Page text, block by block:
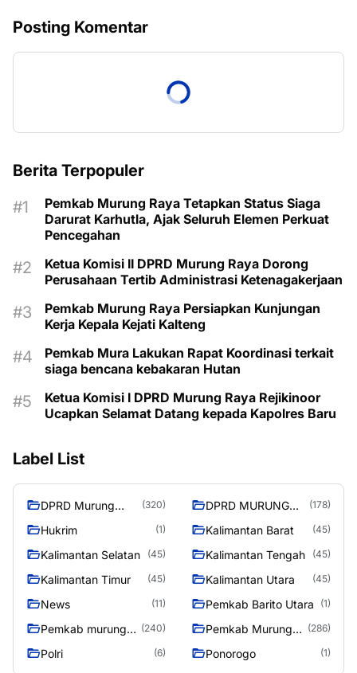
Posting Komentar
Berita Terpopuler
Pemkab Murung Raya Tetapkan Status Siaga
Darurat Karhutla, Ajak Seluruh Elemen Perkuat
Pencegahan
Ketua Komisi II DPRD Murung Raya Dorong
Perusahaan Tertib Administrasi Ketenagakerjaan
Pemkab Murung Raya Persiapkan Kunjungan
Kerja Kepala Kejati Kalteng
Pemkab Mura Lakukan Rapat Koordinasi terkait
siaga bencana kebakaran Hutan
Ketua Komisi I DPRD Murung Raya Rejikinoor
Ucapkan Selamat Datang kepada Kapolres Baru
Label List
DPRD Murung
(320)
DPRD MURUNG
(178)
Hukrim (1) Kalimantan Barat (45)
Kalimantan Selatan (45) Kalimantan Tengah (45)
Kalimantan Timur (45) Kalimantan Utara (45)
News (11) Pemkab Barito Utara (1)
Pemkab murung
(240)
Pemkab Murung
(286)
Polri (6) Ponorogo (1)